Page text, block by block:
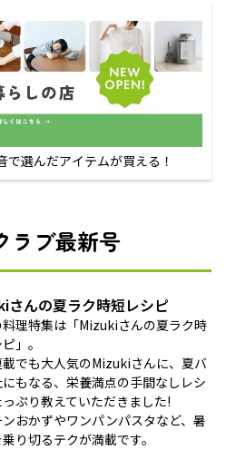
で選んだアイテムが買える！
ラブ最新号
さんの夏ラク時短レシピ
理特集は「Mizukiさんの夏ラク時
」。
でも大人気のMizukiさんに、夏バ
もなる、栄養満点の手間なしレシ
っぷり教えていただきました!
ンおかずやワンパンパスタなど、暑
り切るテクが満載です。